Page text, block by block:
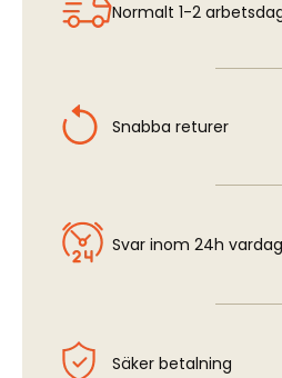
Normalt 1-2
Snabba returer
Svar inom 24h
Säker betalning